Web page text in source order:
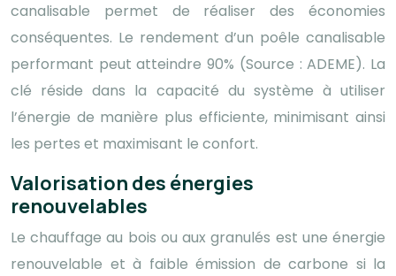
canalisable permet de réaliser des économies
conséquentes. Le rendement d’un poêle canalisable
performant peut atteindre 90% (Source : ADEME). La
clé réside dans la capacité du système à utiliser
l’énergie de manière plus efficiente, minimisant ainsi
les pertes et maximisant le confort.
Valorisation des énergies
renouvelables
Le chauffage au bois ou aux granulés est une énergie
renouvelable et à faible émission de carbone si la